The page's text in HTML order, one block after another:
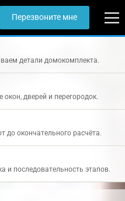
Перезвоните мне
детали домокомплекта.
дверей и перегородок.
до окончательного расчёта.
и последовательность этапов.